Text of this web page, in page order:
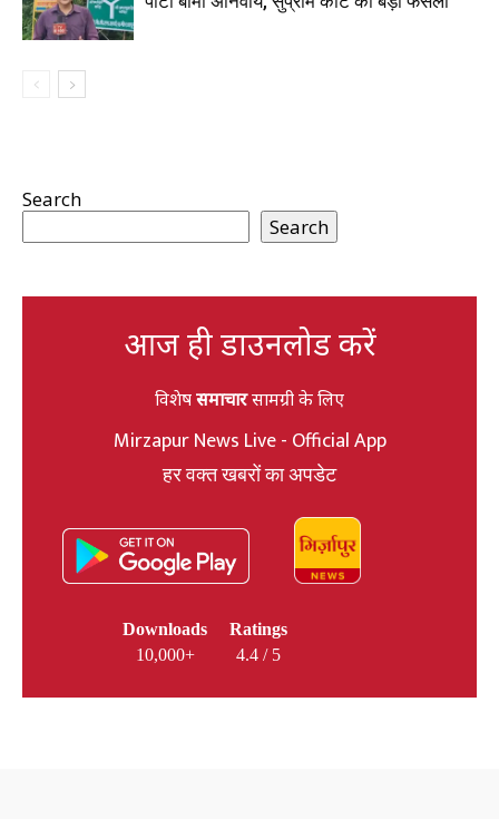
Search
Search
आज ही डाउनलोड करें
विशेषसमाचारसामग्री के लिए
Mirzapur News Live - Official App
हर वक्त खबरों का अपडेट
Downloads
10,000+
Ratings
4.4 / 5